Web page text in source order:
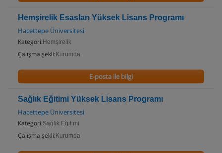
Hemşirelik Esasları Yüksek Lisans Programı
Hacettepe Üniversitesi
Kategori: Hemşirelik
Çalışma şekli: Kurumda
E-posta ile bilgi
Sağlık Eğitimi Yüksek Lisans Programı
Hacettepe Üniversitesi
Kategori:Sağlık Eğitimi
Çalışma şekli: Kurumda